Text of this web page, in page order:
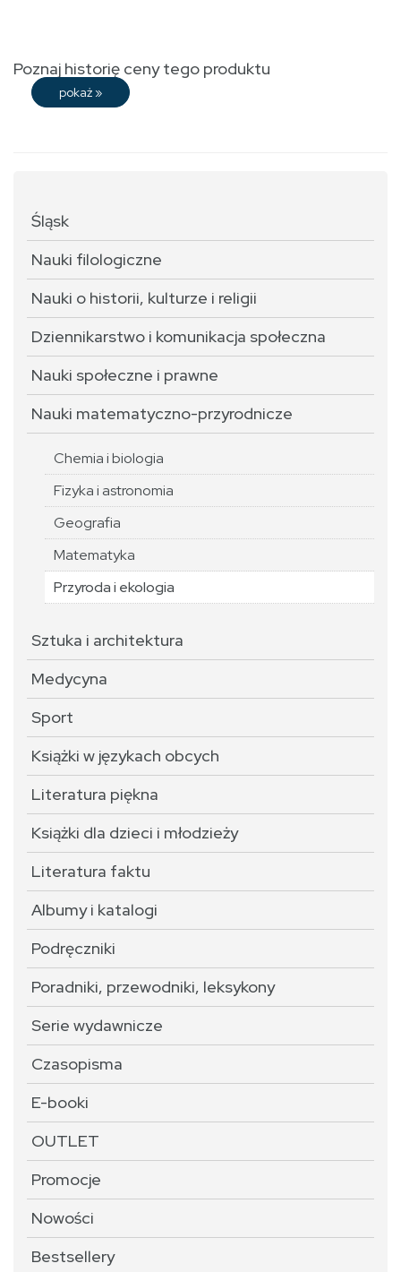
Poznaj historię ceny tego produktu
pokaż »
Śląsk
Nauki filologiczne
Nauki o historii, kulturze i religii
Dziennikarstwo i komunikacja społeczna
Nauki społeczne i prawne
Nauki matematyczno-przyrodnicze
Chemia i biologia
Fizyka i astronomia
Geografia
Matematyka
Przyroda i ekologia
Sztuka i architektura
Medycyna
Sport
Książki w językach obcych
Literatura piękna
Książki dla dzieci i młodzieży
Literatura faktu
Albumy i katalogi
Podręczniki
Poradniki, przewodniki, leksykony
Serie wydawnicze
Czasopisma
E-booki
OUTLET
Promocje
Nowości
Bestsellery